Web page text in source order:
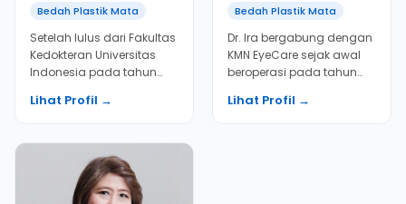
Bedah Plastik Mata
Setelah lulus dari Fakultas
Kedokteran Universitas
Indonesia pada tahun
karirnya di...
Lihat Profil →
Bedah Plastik Mata
Dr. Ira bergabung dengan
KMN EyeCare sejak awal
beroperasi pada tahun
melakukan praktik dalam
Lihat Profil →